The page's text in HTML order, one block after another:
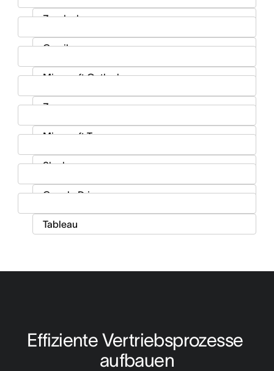
Effiziente Vertriebsprozesse
aufbauen